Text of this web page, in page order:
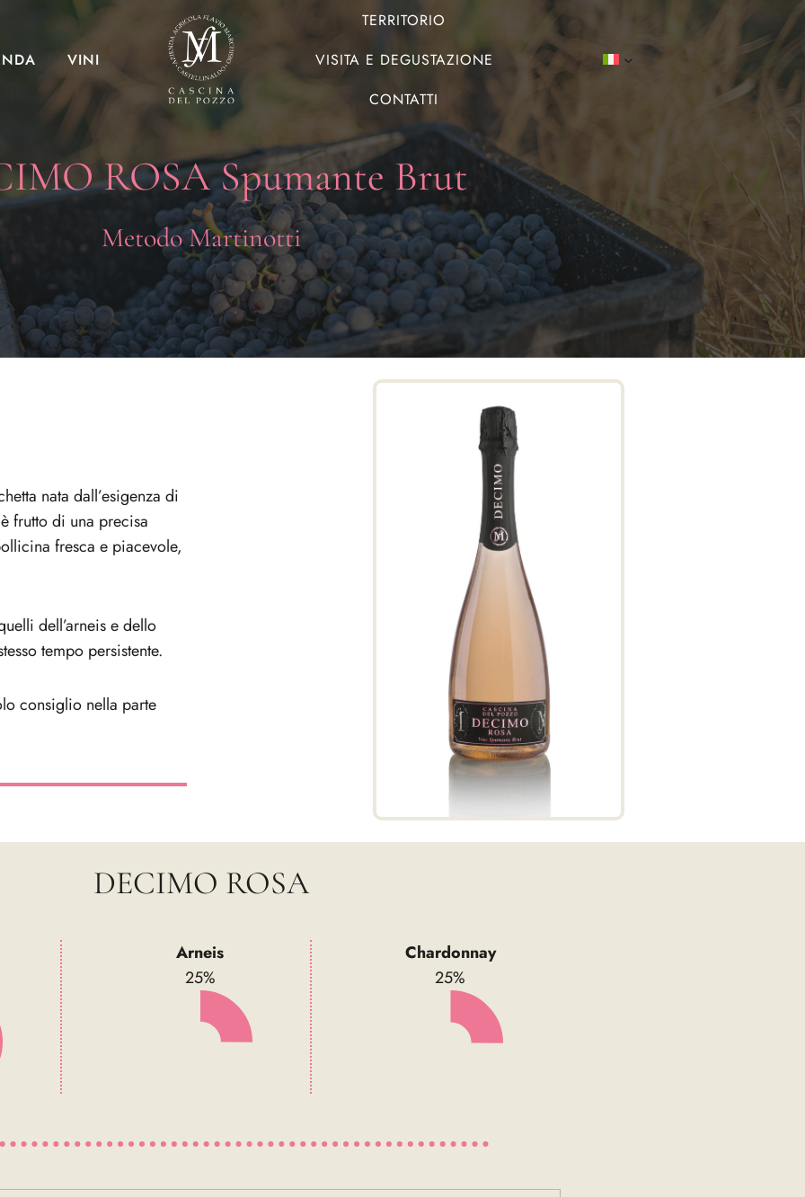
VINI
TERRITORIO
VISITA E DEGUSTAZIONE
CONTATTI
ROSA Spumante Brut
Metodo Martinotti
nata dall’esigenza di
frutto di una precisa
fresca e piacevole,
dell’arneis e dello
tempo persistente.
consiglio nella parte
DECIMO ROSA
Arneis
25%
Chardonnay
25%